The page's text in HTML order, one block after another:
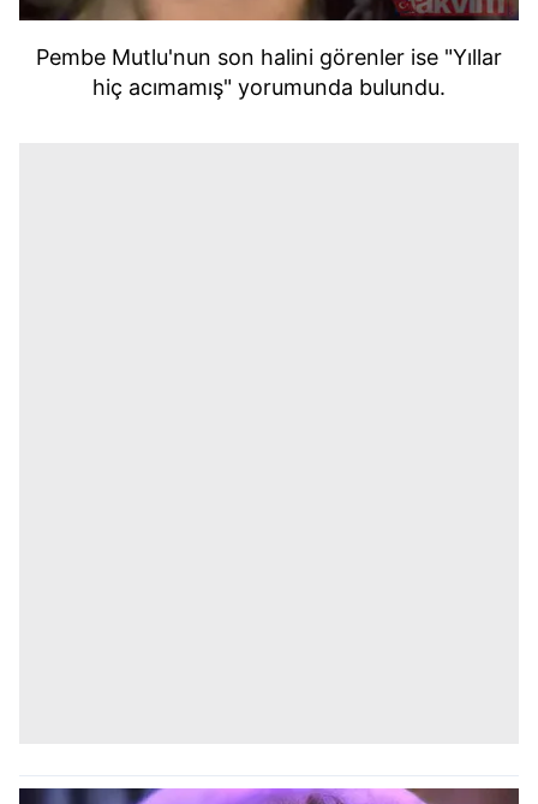
Pembe Mutlu'nun son halini görenler ise "Yıllar
hiç acımamış" yorumunda bulundu.